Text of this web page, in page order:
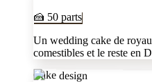
🍰 50 parts
Un wedding cake de
comestibles et le reste en
Cake design